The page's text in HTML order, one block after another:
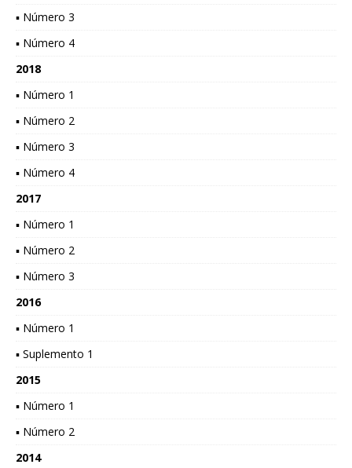
▪ Número 3
▪ Número 4
2018
▪ Número 1
▪ Número 2
▪ Número 3
▪ Número 4
2017
▪ Número 1
▪ Número 2
▪ Número 3
2016
▪ Número 1
▪ Suplemento 1
2015
▪ Número 1
▪ Número 2
2014